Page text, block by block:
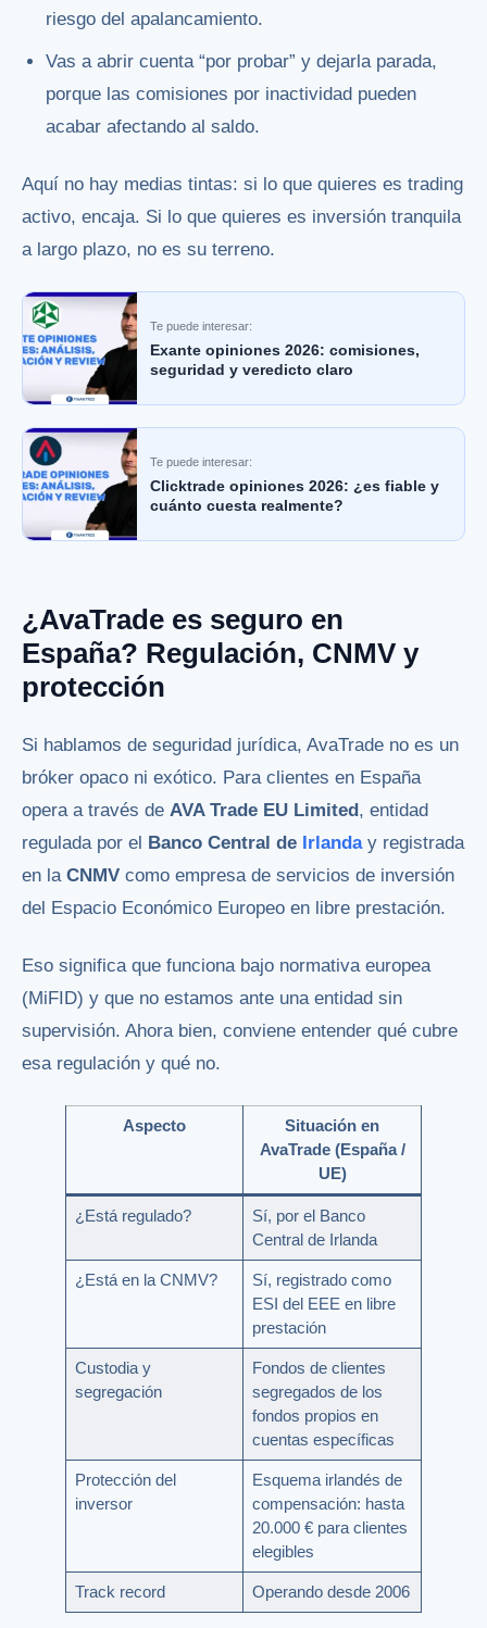
riesgo del apalancamiento.
Vas a abrir cuenta “por probar” y dejarla parada,
porque las comisiones por inactividad pueden
acabar afectando al saldo.
Aquí no hay medias tintas: si lo que quieres es trading
activo, encaja. Si lo que quieres es inversión tranquila
a largo plazo, no es su terreno.
Te puede interesar:
Exante opiniones 2026: comisiones,
seguridad y veredicto claro
Te puede interesar:
Clicktrade opiniones 2026: ¿es fiable y
cuánto cuesta realmente?
¿AvaTrade es seguro en
España? Regulación, CNMV y
protección
Si hablamos de seguridad jurídica, AvaTrade no es un
bróker opaco ni exótico. Para clientes en España
opera a través de AVA Trade EU Limited , entidad
regulada por el
Banco Central de Irlanday registrada
en la CNMV como empresa de servicios de inversión
del Espacio Económico Europeo en libre prestación.
Eso significa que funciona bajo normativa europea
(MiFID) y que no estamos ante una entidad sin
supervisión. Ahora bien, conviene entender qué cubre
esa regulación y qué no.
Aspecto
Situación en
AvaTrade (España /
UE)
¿Está regulado?
Sí, por el Banco
Central de Irlanda
¿Está en la CNMV?
Sí, registrado como
ESI del EEE en libre
prestación
Custodia y
segregación
Fondos de clientes
segregados de los
fondos propios en
cuentas específicas
Protección del
inversor
Esquema irlandés de
compensación: hasta
20.000 € para clientes
elegibles
Track record Operando desde 2006